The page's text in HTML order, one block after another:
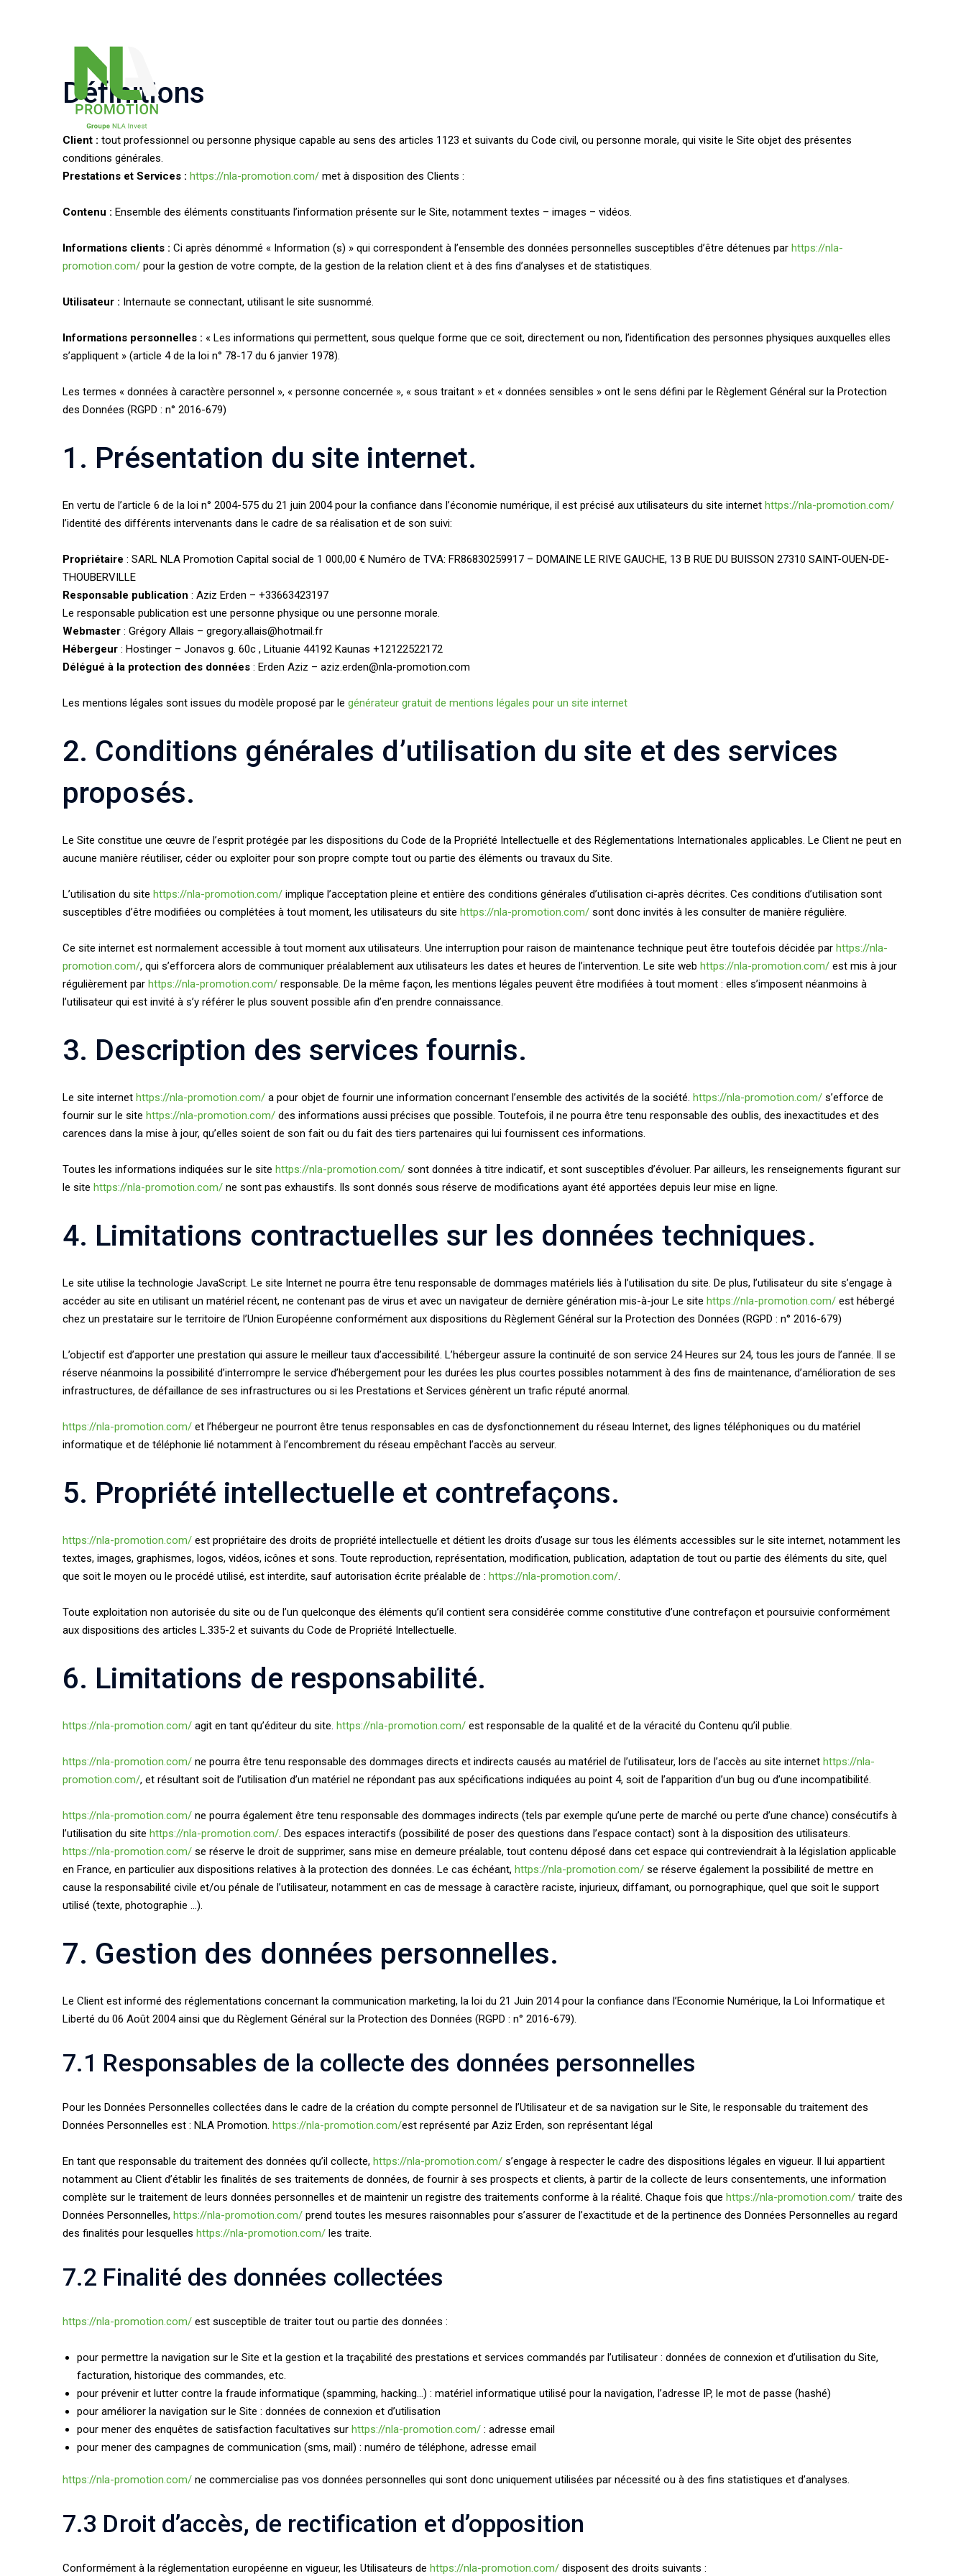
Définitions
Client : tout professionnel ou personne physique capable au sens des articles 1123 et suivants du Code civil, ou personne morale, qui visite le Site objet des présentes
conditions générales.
Prestations et Services : https://nla-promotion.com/ met à disposition des Clients :
Contenu : Ensemble des éléments constituants l’information présente sur le Site, notamment textes – images – vidéos.
Informations clients : Ci après dénommé « Information (s) » qui correspondent à l’ensemble des données personnelles susceptibles d’être détenues par https://nla-
promotion.com/ pour la gestion de votre compte, de la gestion de la relation client et à des fins d’analyses et de statistiques.
Utilisateur : Internaute se connectant, utilisant le site susnommé.
Informations personnelles : « Les informations qui permettent, sous quelque forme que ce soit, directement ou non, l’identification des personnes physiques auxquelles elles
s’appliquent » (article 4 de la loi n° 78-17 du 6 janvier 1978).
Les termes « données à caractère personnel », « personne concernée », « sous traitant » et « données sensibles » ont le sens défini par le Règlement Général sur la Protection
des Données (RGPD : n° 2016-679)
1. Présentation du site internet.
En vertu de l’article 6 de la loi n° 2004-575 du 21 juin 2004 pour la confiance dans l’économie numérique, il est précisé aux utilisateurs du site internet https://nla-promotion.com/
l’identité des différents intervenants dans le cadre de sa réalisation et de son suivi:
Propriétaire : SARL NLA Promotion Capital social de 1 000,00 € Numéro de TVA: FR86830259917 – DOMAINE LE RIVE GAUCHE, 13 B RUE DU BUISSON 27310 SAINT-OUEN-DE-
THOUBERVILLE
Responsable publication : Aziz Erden – +33663423197
Le responsable publication est une personne physique ou une personne morale.
Webmaster : Grégory Allais – gregory.allais@hotmail.fr
Hébergeur : Hostinger – Jonavos g. 60c , Lituanie 44192 Kaunas +12122522172
Délégué à la protection des données : Erden Aziz – aziz.erden@nla-promotion.com
Les mentions légales sont issues du modèle proposé par le générateur gratuit de mentions légales pour un site internet
2. Conditions générales d’utilisation du site et des services
proposés.
Le Site constitue une œuvre de l’esprit protégée par les dispositions du Code de la Propriété Intellectuelle et des Réglementations Internationales applicables. Le Client ne peut en
aucune manière réutiliser, céder ou exploiter pour son propre compte tout ou partie des éléments ou travaux du Site.
L’utilisation du site https://nla-promotion.com/ implique l’acceptation pleine et entière des conditions générales d’utilisation ci-après décrites. Ces conditions d’utilisation sont
susceptibles d’être modifiées ou complétées à tout moment, les utilisateurs du site https://nla-promotion.com/ sont donc invités à les consulter de manière régulière.
Ce site internet est normalement accessible à tout moment aux utilisateurs. Une interruption pour raison de maintenance technique peut être toutefois décidée par https://nla-
promotion.com/, qui s’efforcera alors de communiquer préalablement aux utilisateurs les dates et heures de l’intervention. Le site web https://nla-promotion.com/ est mis à jour
régulièrement par https://nla-promotion.com/ responsable. De la même façon, les mentions légales peuvent être modifiées à tout moment : elles s’imposent néanmoins à
l’utilisateur qui est invité à s’y référer le plus souvent possible afin d’en prendre connaissance.
3. Description des services fournis.
Le site internet https://nla-promotion.com/ a pour objet de fournir une information concernant l’ensemble des activités de la société. https://nla-promotion.com/ s’efforce de
fournir sur le site https://nla-promotion.com/ des informations aussi précises que possible. Toutefois, il ne pourra être tenu responsable des oublis, des inexactitudes et des
carences dans la mise à jour, qu’elles soient de son fait ou du fait des tiers partenaires qui lui fournissent ces informations.
Toutes les informations indiquées sur le site https://nla-promotion.com/ sont données à titre indicatif, et sont susceptibles d’évoluer. Par ailleurs, les renseignements figurant sur
le site https://nla-promotion.com/ ne sont pas exhaustifs. Ils sont donnés sous réserve de modifications ayant été apportées depuis leur mise en ligne.
4. Limitations contractuelles sur les données techniques.
Le site utilise la technologie JavaScript. Le site Internet ne pourra être tenu responsable de dommages matériels liés à l’utilisation du site. De plus, l’utilisateur du site s’engage à
accéder au site en utilisant un matériel récent, ne contenant pas de virus et avec un navigateur de dernière génération mis-à-jour Le site https://nla-promotion.com/ est hébergé
chez un prestataire sur le territoire de l’Union Européenne conformément aux dispositions du Règlement Général sur la Protection des Données (RGPD : n° 2016-679)
L’objectif est d’apporter une prestation qui assure le meilleur taux d’accessibilité. L’hébergeur assure la continuité de son service 24 Heures sur 24, tous les jours de l’année. Il se
réserve néanmoins la possibilité d’interrompre le service d’hébergement pour les durées les plus courtes possibles notamment à des fins de maintenance, d’amélioration de ses
infrastructures, de défaillance de ses infrastructures ou si les Prestations et Services génèrent un trafic réputé anormal.
https://nla-promotion.com/ et l’hébergeur ne pourront être tenus responsables en cas de dysfonctionnement du réseau Internet, des lignes téléphoniques ou du matériel
informatique et de téléphonie lié notamment à l’encombrement du réseau empêchant l’accès au serveur.
5. Propriété intellectuelle et contrefaçons.
https://nla-promotion.com/ est propriétaire des droits de propriété intellectuelle et détient les droits d’usage sur tous les éléments accessibles sur le site internet, notamment les
textes, images, graphismes, logos, vidéos, icônes et sons. Toute reproduction, représentation, modification, publication, adaptation de tout ou partie des éléments du site, quel
que soit le moyen ou le procédé utilisé, est interdite, sauf autorisation écrite préalable de : https://nla-promotion.com/.
Toute exploitation non autorisée du site ou de l’un quelconque des éléments qu’il contient sera considérée comme constitutive d’une contrefaçon et poursuivie conformément
aux dispositions des articles L.335-2 et suivants du Code de Propriété Intellectuelle.
6. Limitations de responsabilité.
https://nla-promotion.com/ agit en tant qu’éditeur du site. https://nla-promotion.com/ est responsable de la qualité et de la véracité du Contenu qu’il publie.
https://nla-promotion.com/ ne pourra être tenu responsable des dommages directs et indirects causés au matériel de l’utilisateur, lors de l’accès au site internet https://nla-
promotion.com/, et résultant soit de l’utilisation d’un matériel ne répondant pas aux spécifications indiquées au point 4, soit de l’apparition d’un bug ou d’une incompatibilité.
https://nla-promotion.com/ ne pourra également être tenu responsable des dommages indirects (tels par exemple qu’une perte de marché ou perte d’une chance) consécutifs à
l’utilisation du site https://nla-promotion.com/. Des espaces interactifs (possibilité de poser des questions dans l’espace contact) sont à la disposition des utilisateurs.
https://nla-promotion.com/ se réserve le droit de supprimer, sans mise en demeure préalable, tout contenu déposé dans cet espace qui contreviendrait à la législation applicable
en France, en particulier aux dispositions relatives à la protection des données. Le cas échéant, https://nla-promotion.com/ se réserve également la possibilité de mettre en
cause la responsabilité civile et/ou pénale de l’utilisateur, notamment en cas de message à caractère raciste, injurieux, diffamant, ou pornographique, quel que soit le support
utilisé (texte, photographie …).
7. Gestion des données personnelles.
Le Client est informé des réglementations concernant la communication marketing, la loi du 21 Juin 2014 pour la confiance dans l’Economie Numérique, la Loi Informatique et
Liberté du 06 Août 2004 ainsi que du Règlement Général sur la Protection des Données (RGPD : n° 2016-679).
7.1 Responsables de la collecte des données personnelles
Pour les Données Personnelles collectées dans le cadre de la création du compte personnel de l’Utilisateur et de sa navigation sur le Site, le responsable du traitement des
Données Personnelles est : NLA Promotion. https://nla-promotion.com/est représenté par Aziz Erden, son représentant légal
En tant que responsable du traitement des données qu’il collecte, https://nla-promotion.com/ s’engage à respecter le cadre des dispositions légales en vigueur. Il lui appartient
notamment au Client d’établir les finalités de ses traitements de données, de fournir à ses prospects et clients, à partir de la collecte de leurs consentements, une information
complète sur le traitement de leurs données personnelles et de maintenir un registre des traitements conforme à la réalité. Chaque fois que https://nla-promotion.com/ traite des
Données Personnelles, https://nla-promotion.com/ prend toutes les mesures raisonnables pour s’assurer de l’exactitude et de la pertinence des Données Personnelles au regard
des finalités pour lesquelles https://nla-promotion.com/ les traite.
7.2 Finalité des données collectées
https://nla-promotion.com/ est susceptible de traiter tout ou partie des données :
pour permettre la navigation sur le Site et la gestion et la traçabilité des prestations et services commandés par l’utilisateur : données de connexion et d’utilisation du Site,
facturation, historique des commandes, etc.
pour prévenir et lutter contre la fraude informatique (spamming, hacking…) : matériel informatique utilisé pour la navigation, l’adresse IP, le mot de passe (hashé)
pour améliorer la navigation sur le Site : données de connexion et d’utilisation
pour mener des enquêtes de satisfaction facultatives sur https://nla-promotion.com/ : adresse email
pour mener des campagnes de communication (sms, mail) : numéro de téléphone, adresse email
https://nla-promotion.com/ ne commercialise pas vos données personnelles qui sont donc uniquement utilisées par nécessité ou à des fins statistiques et d’analyses.
7.3 Droit d’accès, de rectification et d’opposition
Conformément à la réglementation européenne en vigueur, les Utilisateurs de https://nla-promotion.com/ disposent des droits suivants :